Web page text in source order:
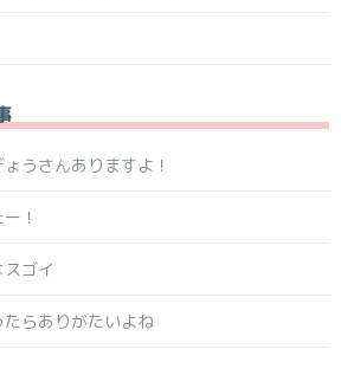
うさんありますよ！
！
ゴイ
らありがたいよね